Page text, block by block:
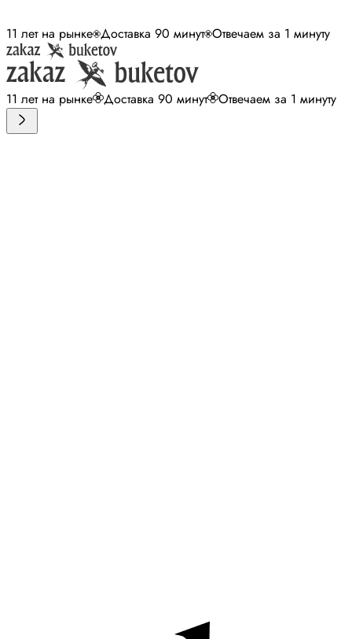
11 лет на рынке Доставка 90 минут Отвечаем за 1 минуту
11 лет на рынке Доставка 90 минут Отвечаем за 1 минуту